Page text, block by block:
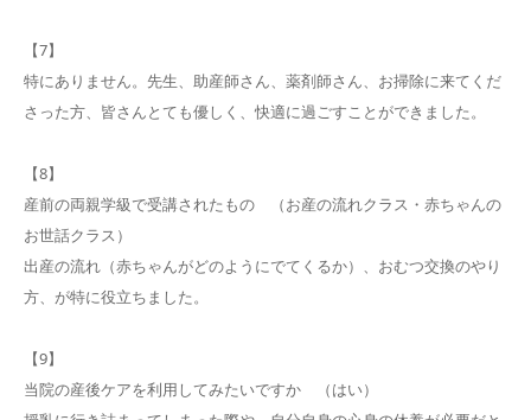
【7】
特にありません。先生、助産師さん、薬剤師さん、お掃除に来てくだ
さった方、皆さんとても優しく、快適に過ごすことができました。
【8】
産前の両親学級で受講されたもの （お産の流れクラス・赤ちゃんの
お世話クラス）
出産の流れ（赤ちゃんがどのようにでてくるか）、おむつ交換のやり
方、が特に役立ちました。
【9】
当院の産後ケアを利用してみたいですか （はい）